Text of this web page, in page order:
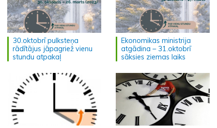
30.oktobrī pulksteņa
rādītājus jāpagriež vienu
stundu atpakaļ
Ekonomikas ministrija
atgādina – 31.oktobrī
sāksies ziemas laiks